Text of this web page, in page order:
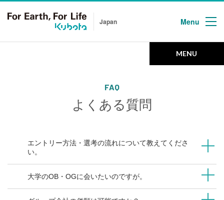
Japan Menu
MENU
Kubota Group Company
Recruiting Information
クボタグループ新卒採用企業一覧
HOME
ホーム
ABOUT US
FAQ
よくある質問
エントリー方法・選考の流れについて教えてくださ
い。
大学のOB・OGに会いたいのですが。